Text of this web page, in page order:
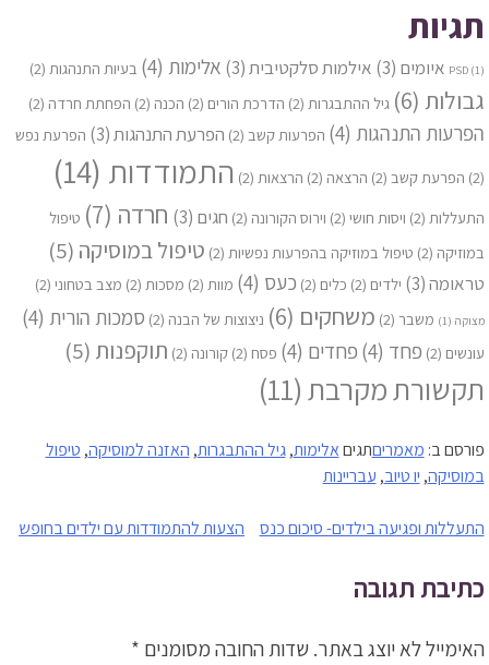
תגיות
PSD(1) איומים (3) אילמות סלקטיבית(3) אלימות (4) בעיות התנהגות (2)
גבולות (6) גיל ההתבגרות (2) הדרכת הורים (2) הכנה (2) הפחתת חרדה (2)
הפרעות התנהגות (4) הפרעות קשב (2) הפרעת התנהגות(3) הפרעת נפש
(2) הפרעת קשב (2) הרצאה (2) הרצאות (2) התמודדות (14)
התעללות (2) ויסות חושי (2) וירוס הקורונה (2) חגים (3) חרדה (7)
טיפול
במוזיקה (2) טיפול במוזיקה בהפרעות נפשיות (2) טיפול במוסיקה (5)
טראומה(3) ילדים (2) כלים (2) כעס (4) מוות (2) מסכות (2) מצב בטחוני (2)
מצוקה (1) משבר (2) משחקים (6) ניצוצות של הבנה (2) סמכות הורית (4)
עונשים (2) פחד (4) פחדים (4) פסח (2) קורונה (2) תוקפנות (5)
תקשורת מקרבת(11)
פורסם ב: מאמריםתגיםאלימות,גיל ההתבגרות, האזנה למוסיקה, טיפול
במוסיקה, יו טיוב, עבריינות
ניווט הצעות להתמודדות עם ילדים בחופש התעללות ופגיעה בילדים- סיכום כנס
כתיבת תגובה
האימייל לא יוצג באתר. שדות החובה מסומנים *